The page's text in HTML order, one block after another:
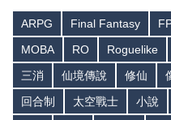
ARPG Final Fantasy
MOBA
RO Roguelike
三消
仙境傳說 修仙
回合制
太空戰士 小說